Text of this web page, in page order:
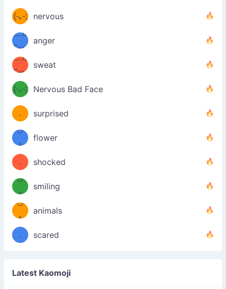
(-｡-; nervous
ノ
＿))
Fuu
u
—-
！
anger
(≧皿
≦；)
＿))
Fuu
uuu
u
—-
sweat
(-｡-; Nervous Bad Face
（／
．
＼）
surprised
(＾
º◡º
＾
❁)
flower
（／
．
＼）
shocked
(＾
º◡º
＾
smiling
º◡º
＾
❁)
animals
（／
．
scared
Latest Kaomoji